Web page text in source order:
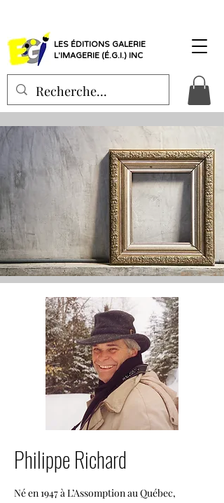
LES ÉDITIONS GALERIE
L'IMAGERIE (É.G.I.) INC
Philippe Richard
Né en 1947 à L’Assomption au Québec,